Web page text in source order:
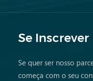
Se Inscrever
Se quer ser nosso
começa com o seu